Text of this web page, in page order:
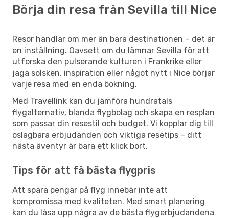
Börja din resa från Sevilla till Nice
Resor handlar om mer än bara destinationen – det är
en inställning. Oavsett om du lämnar Sevilla för att
utforska den pulserande kulturen i Frankrike eller
jaga solsken, inspiration eller något nytt i Nice börjar
varje resa med en enda bokning.
Med Travellink kan du jämföra hundratals
flygalternativ, blanda flygbolag och skapa en resplan
som passar din resestil och budget. Vi kopplar dig till
oslagbara erbjudanden och viktiga resetips – ditt
nästa äventyr är bara ett klick bort.
Tips för att få bästa flygpris
Att spara pengar på flyg innebär inte att
kompromissa med kvaliteten. Med smart planering
kan du låsa upp några av de bästa flygerbjudandena